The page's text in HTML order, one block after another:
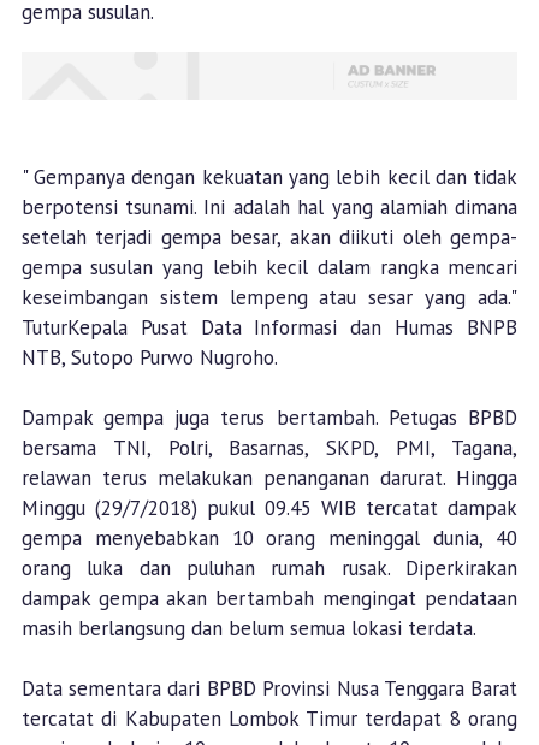
gempa susulan.
" Gempanya dengan kekuatan yang lebih kecil dan tidak
berpotensi tsunami. Ini adalah hal yang alamiah dimana
setelah terjadi gempa besar, akan diikuti oleh gempa-
gempa susulan yang lebih kecil dalam rangka mencari
keseimbangan sistem lempeng atau sesar yang ada."
TuturKepala Pusat Data Informasi dan Humas BNPB
NTB, Sutopo Purwo Nugroho.
Dampak gempa juga terus bertambah. Petugas BPBD
bersama TNI, Polri, Basarnas, SKPD, PMI, Tagana,
relawan terus melakukan penanganan darurat. Hingga
Minggu (29/7/2018) pukul 09.45 WIB tercatat dampak
gempa menyebabkan 10 orang meninggal dunia, 40
orang luka dan puluhan rumah rusak. Diperkirakan
dampak gempa akan bertambah mengingat pendataan
masih berlangsung dan belum semua lokasi terdata.
Data sementara dari BPBD Provinsi Nusa Tenggara Barat
tercatat di Kabupaten Lombok Timur terdapat 8 orang